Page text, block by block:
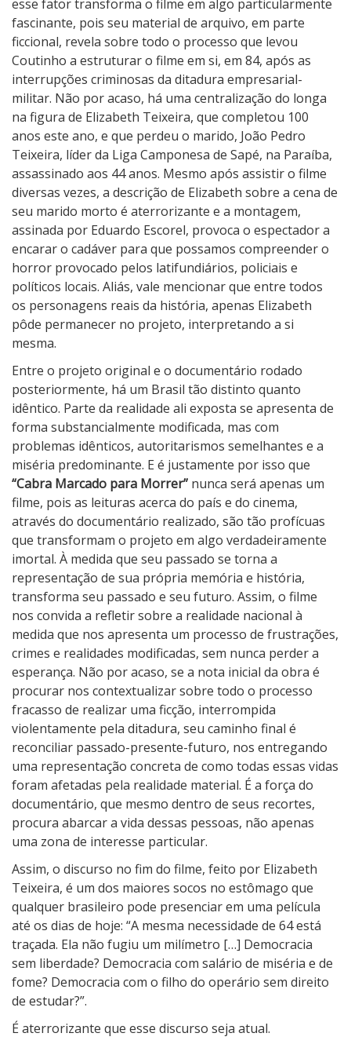
esse fator transforma o filme em algo particularmente
fascinante, pois seu material de arquivo, em parte
ficcional, revela sobre todo o processo que levou
Coutinho a estruturar o filme em si, em 84, após as
interrupções criminosas da ditadura empresarial-
militar. Não por acaso, há uma centralização do longa
na figura de Elizabeth Teixeira, que completou 100
anos este ano, e que perdeu o marido, João Pedro
Teixeira, líder da Liga Camponesa de Sapé, na Paraíba,
assassinado aos 44 anos. Mesmo após assistir o filme
diversas vezes, a descrição de Elizabeth sobre a cena de
seu marido morto é aterrorizante e a montagem,
assinada por Eduardo Escorel, provoca o espectador a
encarar o cadáver para que possamos compreender o
horror provocado pelos latifundiários, policiais e
políticos locais. Aliás, vale mencionar que entre todos
os personagens reais da história, apenas Elizabeth
pôde permanecer no projeto, interpretando a si
mesma.
Entre o projeto original e o documentário rodado
posteriormente, há um Brasil tão distinto quanto
idêntico. Parte da realidade ali exposta se apresenta de
forma substancialmente modificada, mas com
problemas idênticos, autoritarismos semelhantes e a
miséria predominante. E é justamente por isso que
“Cabra Marcado para Morrer” nunca será apenas um
filme, pois as leituras acerca do país e do cinema,
através do documentário realizado, são tão profícuas
que transformam o projeto em algo verdadeiramente
imortal. À medida que seu passado se torna a
representação de sua própria memória e história,
transforma seu passado e seu futuro. Assim, o filme
nos convida a refletir sobre a realidade nacional à
medida que nos apresenta um processo de frustrações,
crimes e realidades modificadas, sem nunca perder a
esperança. Não por acaso, se a nota inicial da obra é
procurar nos contextualizar sobre todo o processo
fracasso de realizar uma ficção, interrompida
violentamente pela ditadura, seu caminho final é
reconciliar passado-presente-futuro, nos entregando
uma representação concreta de como todas essas vidas
foram afetadas pela realidade material. É a força do
documentário, que mesmo dentro de seus recortes,
procura abarcar a vida dessas pessoas, não apenas
uma zona de interesse particular.
Assim, o discurso no fim do filme, feito por Elizabeth
Teixeira, é um dos maiores socos no estômago que
qualquer brasileiro pode presenciar em uma película
até os dias de hoje: “A mesma necessidade de 64 está
traçada. Ela não fugiu um milímetro […] Democracia
sem liberdade? Democracia com salário de miséria e de
fome? Democracia com o filho do operário sem direito
de estudar?”.
É aterrorizante que esse discurso seja atual.